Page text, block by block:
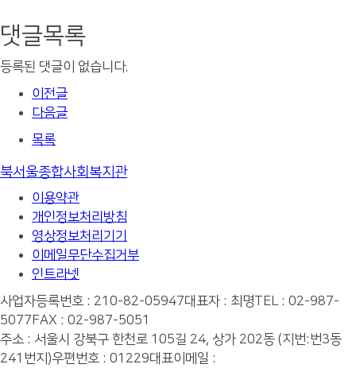
댓글목록
등록된 댓글이 없습니다.
이전글
다음글
목록
북서울종합사회복지관
이용약관
개인정보처리방침
영상정보처리기기
이메일무단수집거부
인트라넷
사업자등록번호 : 210-82-05947대표자 : 최명TEL : 02-987-
5077 FAX : 02-987-5051
주소 : 서울시 강북구 한천로 105길 24, 상가 202동 (지번:번3동
241번지)우편번호 : 01229대표이메일 :